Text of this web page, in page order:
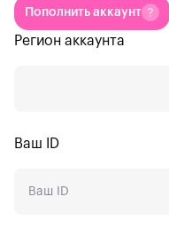
Пополнить аккаунт
Регион аккаунта
Midnight Party
Ваш ID